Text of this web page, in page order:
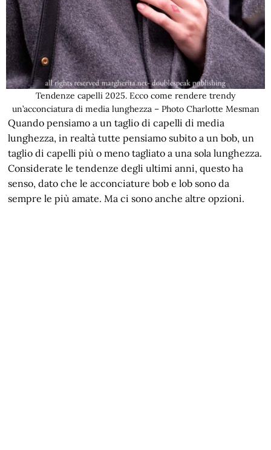
Tendenze capelli 2025. Ecco come rendere trendy
un’acconciatura di media lunghezza – Photo Charlotte Mesman
Quando pensiamo a un taglio di capelli di media
lunghezza, in realtà tutte pensiamo subito a un bob, un
taglio di capelli più o meno tagliato a una sola lunghezza.
Considerate le tendenze degli ultimi anni, questo ha
senso, dato che le acconciature bob e lob sono da
sempre le più amate. Ma ci sono anche altre opzioni.